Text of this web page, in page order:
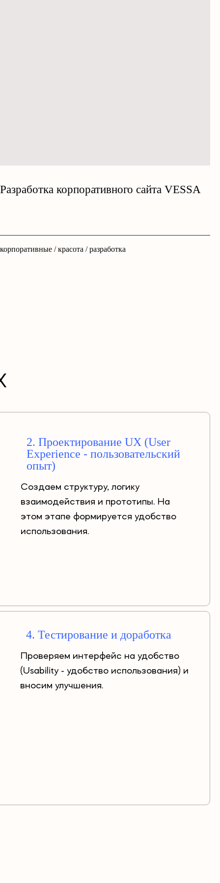
Разработка корпоративного сайта VESSA
корпоративные / красота / разработка
2. Проектирование UX (User
Experience - пользовательский
опыт)
Создаем структуру, логику
взаимодействия и прототипы. На
этом этапе формируется удобство
использования.
4. Тестирование и доработка
Проверяем интерфейс на удобство
(Usability - удобство использования) и
вносим улучшения.